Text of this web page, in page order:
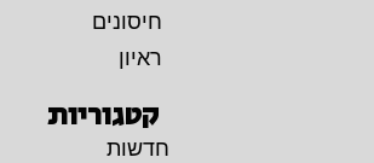
חיסונים
ראיון
קטגוריות
חדשות